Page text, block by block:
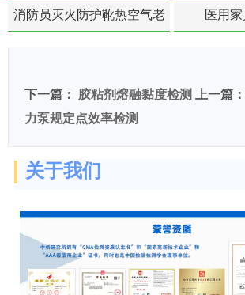
敏度检测
消防员灭火防护靴热空气老
医用
下一篇： 胶粘剂熔融黏度检测 上一篇：
力泵规定点效率检测
关于我们